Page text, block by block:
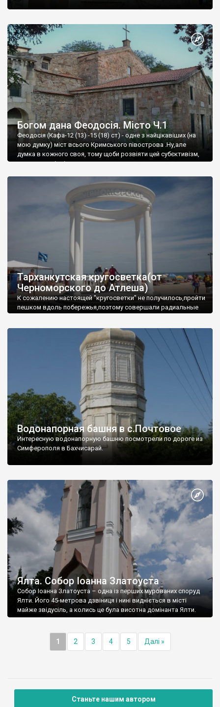
Богом дана Феодосія. Місто Ч.1
Феодосія (Кафа-12 (13) -15 (18) ст) - одне з найцікавіших (на
мою думку) міст всього Кримського півострова .Ну,але
думка в кожного своя, тому щоби розвіяти цей субєктивізм,
запрошую відвідати це
Тарханкутская кругосветка(от
Черноморского до Атлеша)
К сожалению настоящей "кругосветки" не получилось,пройти
пешком вдоль побережья,поэтому совершали радиальные
Водонапорная башня в с.Почтовое
Интересную водонапорную башню посмотрели по дороге из
Симферополя в Бахчисарай.
Ялта. Собор Іоанна Златоуста
Собор Іоанна Златоуста – одна із перших мурованих споруд
Ялти. Його 45-метрова дзвіниця і нині видніється в місті
майже звідусіль, а колись це була висотна домінанта Ялти.
1 2 3 4 5 Далі »
Станьте нашим автором